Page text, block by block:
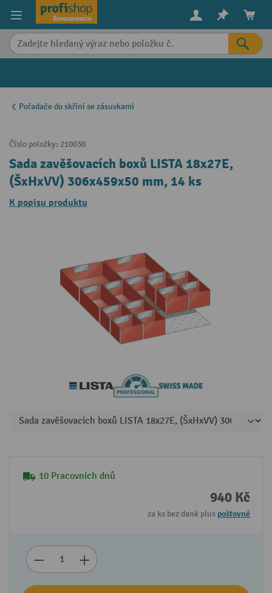
content
Pořadače do skříní se zásuvkami
Číslo položky: 210030
Sada zavěšovacích boxů LISTA 18x27E,
(ŠxHxVV) 306x459x50 mm, 14 ks
K popisu produktu
10 Pracovních dnů
940 Kč
za ks bez daně plus poštovné